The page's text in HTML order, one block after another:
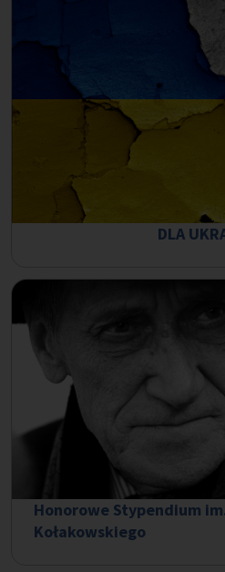
DLA
Honorowe Stypendium
Kołakowskiego